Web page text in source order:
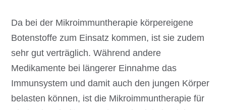
Da bei der Mikroimmuntherapie körpereigene
Botenstoffe zum Einsatz kommen, ist sie zudem
sehr gut verträglich. Während andere
Medikamente bei längerer Einnahme das
Immunsystem und damit auch den jungen Körper
belasten können, ist die Mikroimmuntherapie für